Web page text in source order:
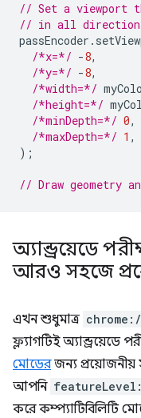
// Set a viewport
// in all
passEncoder .
/*x=*/ -8,
/*y=*/ -8,
/*width=*/
/*height=*/
/*minDepth=*/ 0,
/*maxDepth=*/ 1 ,
);
// Draw geometry
অ্যান্ড্রয়েডে
আরও সহজে
এখন শুধুমাত্র
ফ্ল্যাগটিই অ্যান্ড্রয়েডে
মোডেরজন্য প্রয়োজনীয়
আপনি
করে কম্প্যাটিবিলিটি